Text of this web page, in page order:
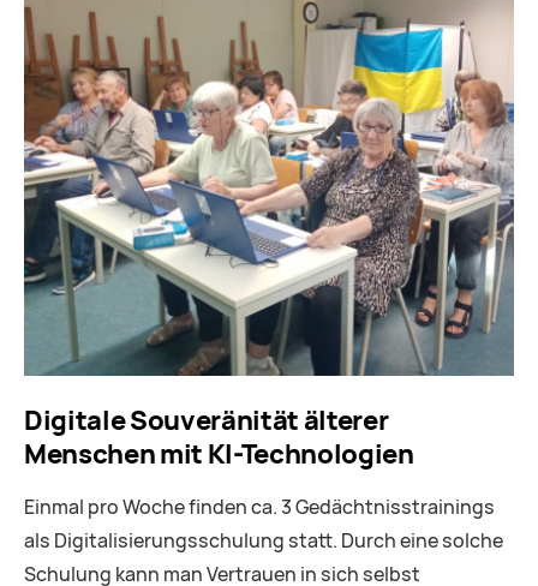
Digitale Souveränität älterer
Menschen mit KI-Technologien
Einmal pro Woche finden ca. 3 Gedächtnisstrainings
als Digitalisierungsschulung statt. Durch eine solche
Schulung kann man Vertrauen in sich selbst